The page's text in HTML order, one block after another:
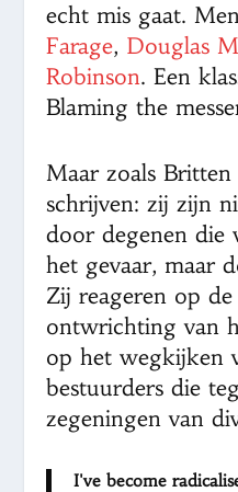
echt mis gaat.
Farage, Douglas
Robinson. Een
Blaming the
Maar zoals
schrijven: zij zijn
door degenen die
het gevaar, maar
Zij reageren op
ontwrichting van
op het wegkijken
bestuurders die
zegeningen van
I've become